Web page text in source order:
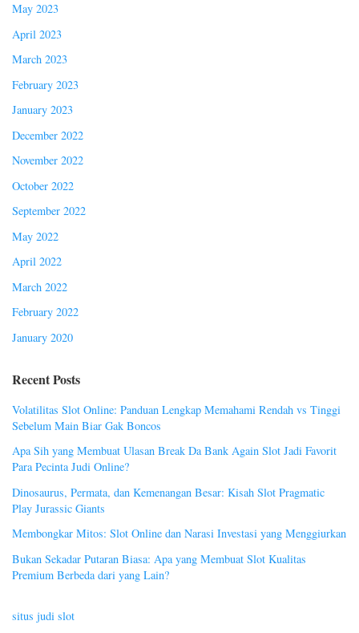
May 2023
April 2023
March 2023
February 2023
January 2023
December 2022
November 2022
October 2022
September 2022
May 2022
April 2022
March 2022
February 2022
January 2020
Recent Posts
Volatilitas Slot Online: Panduan Lengkap Memahami Rendah vs Tinggi
Sebelum Main Biar Gak Boncos
Apa Sih yang Membuat Ulasan Break Da Bank Again Slot Jadi Favorit
Para Pecinta Judi Online?
Dinosaurus, Permata, dan Kemenangan Besar: Kisah Slot Pragmatic
Play Jurassic Giants
Membongkar Mitos: Slot Online dan Narasi Investasi yang Menggiurkan
Bukan Sekadar Putaran Biasa: Apa yang Membuat Slot Kualitas
Premium Berbeda dari yang Lain?
situs judi slot